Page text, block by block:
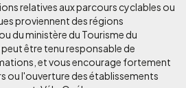
relatives aux parcours cyclables ou
proviennent des régions
du ministère du Tourisme du
être tenu responsable de
et vous encourage fortement
ou l'ouverture des établissements